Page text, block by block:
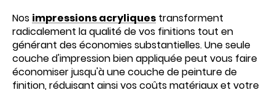
Nos impressions acryliques transforment
radicalement la qualité de vos finitions tout en
générant des économies substantielles. Une seule
couche d'impression bien appliquée peut vous faire
économiser jusqu'à une couche de peinture de
finition, réduisant ainsi vos coûts matériaux et votre